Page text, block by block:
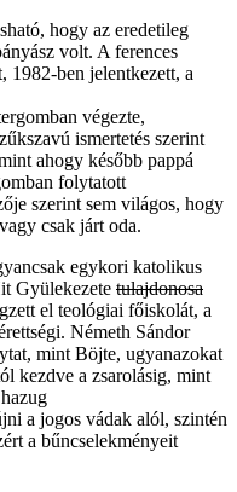
hogy az eredetileg
volt. A ferences
1982-ben jelentkezett, a
végezte,
ismertetés szerint
ahogy később pappá
folytatott
szerint sem világos, hogy
csak járt oda.
egykori katolikus
Gyülekezete tulajdonosa
el teológiai főiskolát, a
Németh Sándor
mint Böjte, ugyanazokat
kezdve a zsarolásig, mint
a jogos vádak alól, szintén
a bűncselekményeit